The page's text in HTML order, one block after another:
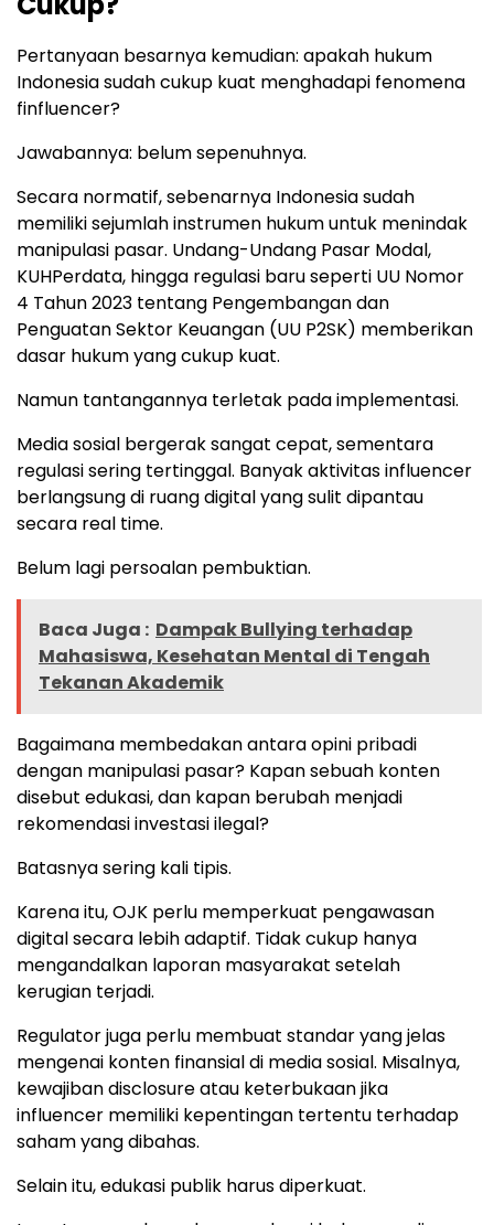
Pertanyaan besarnya kemudian: apakah hukum
Indonesia sudah cukup kuat menghadapi fenomena
finfluencer?
Jawabannya: belum sepenuhnya.
Secara normatif, sebenarnya Indonesia sudah
memiliki sejumlah instrumen hukum untuk menindak
manipulasi pasar. Undang-Undang Pasar Modal,
KUHPerdata, hingga regulasi baru seperti UU Nomor
4 Tahun 2023 tentang Pengembangan dan
Penguatan Sektor Keuangan (UU P2SK) memberikan
dasar hukum yang cukup kuat.
Namun tantangannya terletak pada implementasi.
Media sosial bergerak sangat cepat, sementara
regulasi sering tertinggal. Banyak aktivitas influencer
berlangsung di ruang digital yang sulit dipantau
secara real time.
Belum lagi persoalan pembuktian.
Baca Juga : Dampak Bullying terhadap
Mahasiswa, Kesehatan Mental di Tengah
Tekanan Akademik
Bagaimana membedakan antara opini pribadi
dengan manipulasi pasar? Kapan sebuah konten
disebut edukasi, dan kapan berubah menjadi
rekomendasi investasi ilegal?
Batasnya sering kali tipis.
Karena itu, OJK perlu memperkuat pengawasan
digital secara lebih adaptif. Tidak cukup hanya
mengandalkan laporan masyarakat setelah
kerugian terjadi.
Regulator juga perlu membuat standar yang jelas
mengenai konten finansial di media sosial. Misalnya,
kewajiban disclosure atau keterbukaan jika
influencer memiliki kepentingan tertentu terhadap
saham yang dibahas.
Selain itu, edukasi publik harus diperkuat.